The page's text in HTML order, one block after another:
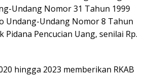
Undang Nomor 31 Tahun 1999
Undang-Undang Nomor 8 Tahun
Pencucian Uang, senilai Rp.
hingga 2023 memberikan RKAB